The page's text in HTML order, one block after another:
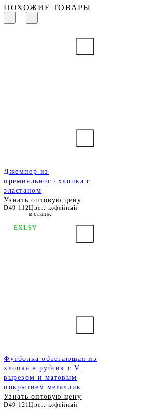
ПОХОЖИЕ ТОВАРЫ
Джемпер из
премиального хлопка с
эластаном
Узнать оптовую цену
D49.112Цвет: кофейный
меланж
Футболка облегающая из
хлопка в рубчик с V
вырезом и матовым
покрытием металлик
Узнать оптовую цену
D49.121Цвет: кофейный
EXLSV